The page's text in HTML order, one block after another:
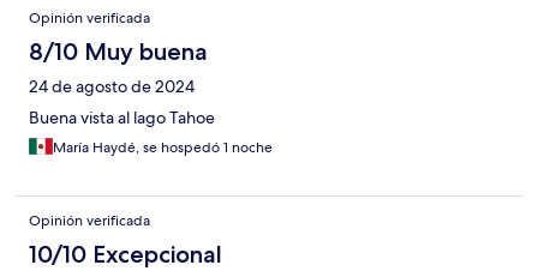
Opinión verificada
8/10 Muy buena
24 de agosto de 2024
Buena vista al lago Tahoe
María Haydé, se hospedó 1 noche
Opinión verificada
10/10 Excepcional